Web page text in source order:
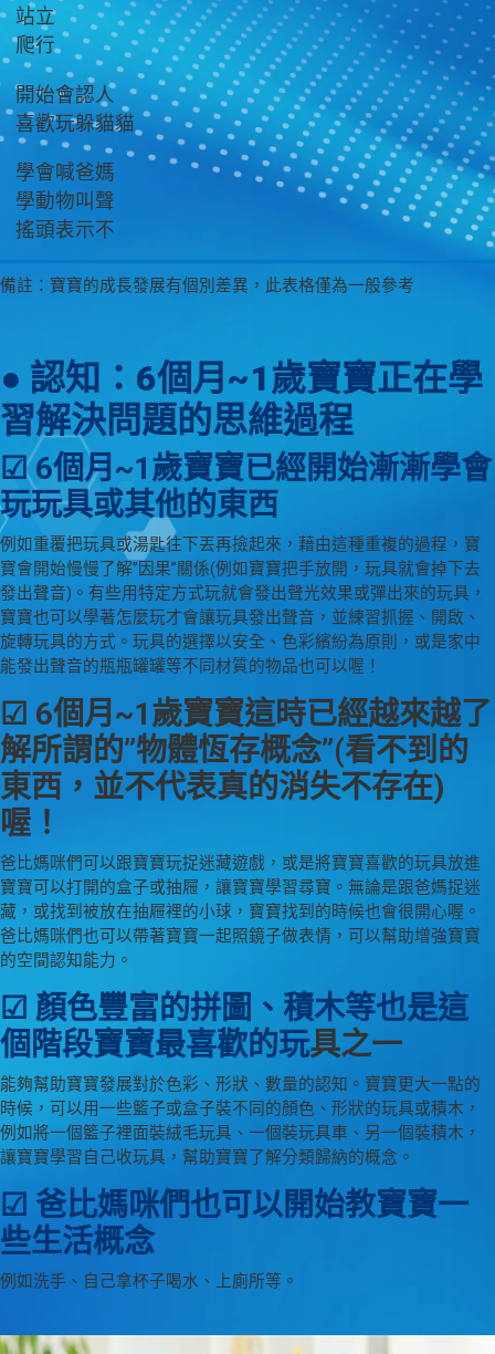
站立
爬行
開始會認人
喜歡玩躲貓貓
學會喊爸媽
學動物叫聲
搖頭表示不
備註：寶寶的成長發展有個別差異，此表格僅為一般參考
● 認知：6個月~1歲寶寶正在學
習解決問題的思維過程
☑ 6個月~1歲寶寶已經開始漸漸學會
玩玩具或其他的東西
例如重覆把玩具或湯匙往下丟再撿起來，藉由這種重複的過程，寶
寶會開始慢慢了解”因果”關係(例如寶寶把手放開，玩具就會掉下去
發出聲音)。有些用特定方式玩就會發出聲光效果或彈出來的玩具，
寶寶也可以學著怎麼玩才會讓玩具發出聲音，並練習抓握、開啟、
旋轉玩具的方式。玩具的選擇以安全、色彩繽紛為原則，或是家中
能發出聲音的瓶瓶罐罐等不同材質的物品也可以喔！
☑ 6個月~1歲寶寶這時已經越來越了
解所謂的”物體恆存概念”(看不到的
東西，並不代表真的消失不存在)
喔！
爸比媽咪們可以跟寶寶玩捉迷藏遊戲，或是將寶寶喜歡的玩具放進
寶寶可以打開的盒子或抽屜，讓寶寶學習尋寶。無論是跟爸媽捉迷
藏，或找到被放在抽屜裡的小球，寶寶找到的時候也會很開心喔。
爸比媽咪們也可以帶著寶寶一起照鏡子做表情，可以幫助增強寶寶
的空間認知能力。
☑ 顏色豐富的拼圖、積木等也是這
個階段寶寶最喜歡的玩具之一
能夠幫助寶寶發展對於色彩、形狀、數量的認知。寶寶更大一點的
時候，可以用一些籃子或盒子裝不同的顏色、形狀的玩具或積木，
例如將一個籃子裡面裝絨毛玩具、一個裝玩具車、另一個裝積木，
讓寶寶學習自己收玩具，幫助寶寶了解分類歸納的概念。
☑ 爸比媽咪們也可以開始教寶寶一
些生活概念
例如洗手、自己拿杯子喝水、上廁所等。